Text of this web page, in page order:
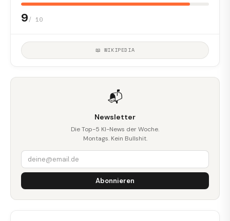
9/ 10
📖 WIKIPEDIA
📬
Newsletter
Die Top-5 KI-News der Woche.
Montags. Kein Bullshit.
Abonnieren